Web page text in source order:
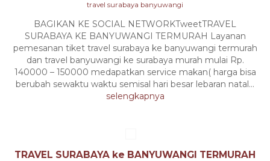
travel surabaya banyuwangi
BAGIKAN KE SOCIAL NETWORKTweetTRAVEL
SURABAYA KE BANYUWANGI TERMURAH Layanan
pemesanan tiket travel surabaya ke banyuwangi termurah
dan travel banyuwangi ke surabaya murah mulai Rp.
140000 – 150000 medapatkan service makan( harga bisa
berubah sewaktu waktu semisal hari besar lebaran natal...
selengkapnya
TRAVEL SURABAYA ke BANYUWANGI TERMURAH